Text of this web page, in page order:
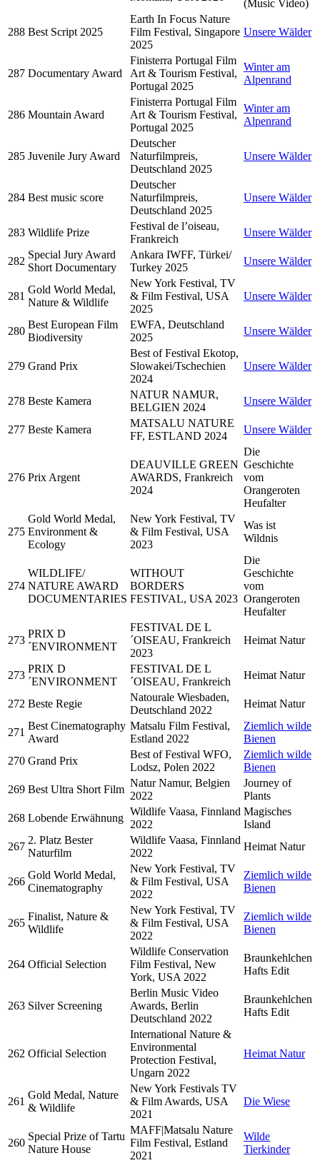
(Music Video)
288 Best Script 2025
Earth In Focus Nature
Film Festival, Singapore
2025
Unsere Wälder
287 Documentary Award
Finisterra Portugal Film
Art & Tourism Festival,
Portugal 2025
Winter am
Alpenrand
286 Mountain Award
Finisterra Portugal Film
Art & Tourism Festival,
Portugal 2025
Winter am
Alpenrand
285 Juvenile Jury Award
Deutscher
Naturfilmpreis,
Deutschland 2025
Unsere Wälder
284 Best music score
Deutscher
Naturfilmpreis,
Deutschland 2025
Unsere Wälder
283 Wildlife Prize
Festival de l’oiseau,
Frankreich
Unsere Wälder
282
Special Jury Award
Short Documentary
Ankara IWFF, Türkei/
Turkey 2025
Unsere Wälder
281
Gold World Medal,
Nature & Wildlife
New York Festival, TV
& Film Festival, USA
2025
Unsere Wälder
280
Best European Film
Biodiversity
EWFA, Deutschland
2025
Unsere Wälder
279 Grand Prix
Best of Festival Ekotop,
Slowakei/Tschechien
2024
Unsere Wälder
278 Beste Kamera
NATUR NAMUR,
BELGIEN 2024
Unsere Wälder
277 Beste Kamera
MATSALU NATURE
FF, ESTLAND 2024
Unsere Wälder
276 Prix Argent
DEAUVILLE GREEN
AWARDS, Frankreich
2024
Die
Geschichte
vom
Orangeroten
Heufalter
275
Gold World Medal,
Environment &
Ecology
New York Festival, TV
& Film Festival, USA
2023
Was ist
Wildnis
274
WILDLIFE/
NATURE AWARD
DOCUMENTARIES
WITHOUT
BORDERS
FESTIVAL, USA 2023
Die
Geschichte
vom
Orangeroten
Heufalter
273
PRIX D
´ENVIRONMENT
FESTIVAL DE L
´OISEAU, Frankreich
2023
Heimat Natur
273
PRIX D
´ENVIRONMENT
FESTIVAL DE L
´OISEAU, Frankreich
Heimat Natur
272 Beste Regie
Natourale Wiesbaden,
Deutschland 2022
Heimat Natur
271
Best Cinematography
Award
Matsalu Film Festival,
Estland 2022
Ziemlich wilde
Bienen
270 Grand Prix
Best of Festival WFO,
Lodsz, Polen 2022
Ziemlich wilde
Bienen
269 Best Ultra Short Film
Natur Namur, Belgien
2022
Journey of
Plants
268 Lobende Erwähnung
Wildlife Vaasa, Finnland
2022
Magisches
Island
267
2. Platz Bester
Naturfilm
Wildlife Vaasa, Finnland
2022
Heimat Natur
266
Gold World Medal,
Cinematography
New York Festival, TV
& Film Festival, USA
2022
Ziemlich wilde
Bienen
265
Finalist, Nature &
Wildlife
New York Festival, TV
& Film Festival, USA
2022
Ziemlich wilde
Bienen
264 Official Selection
Wildlife Conservation
Film Festival, New
York, USA 2022
Braunkehlchen
Hafts Edit
263 Silver Screening
Berlin Music Video
Awards, Berlin
Deutschland 2022
Braunkehlchen
Hafts Edit
262 Official Selection
International Nature &
Environmental
Protection Festival,
Ungarn 2022
Heimat Natur
261
Gold Medal, Nature
& Wildlife
New York Festivals TV
& Film Awards, USA
2021
Die Wiese
260
Special Prize of Tartu
Nature House
MAFF|Matsalu Nature
Film Festival, Estland
2021
Wilde
Tierkinder